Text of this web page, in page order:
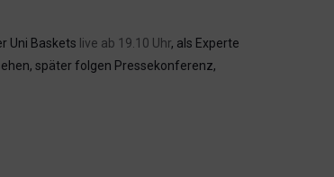
Uni Baskets live ab 19.10 Uhr, als Experte
später folgen Pressekonferenz,